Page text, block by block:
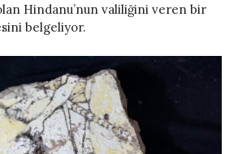
Hindanu’nun valiliğini veren bir
belgeliyor.